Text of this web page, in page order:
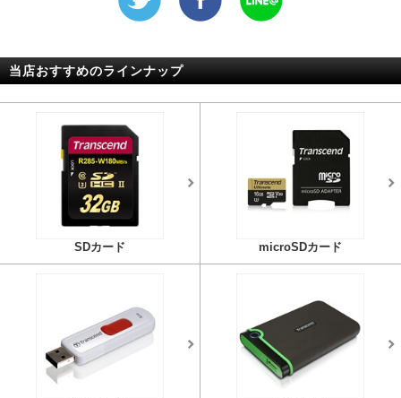
当店おすすめのラインナップ
SDカード microSDカード